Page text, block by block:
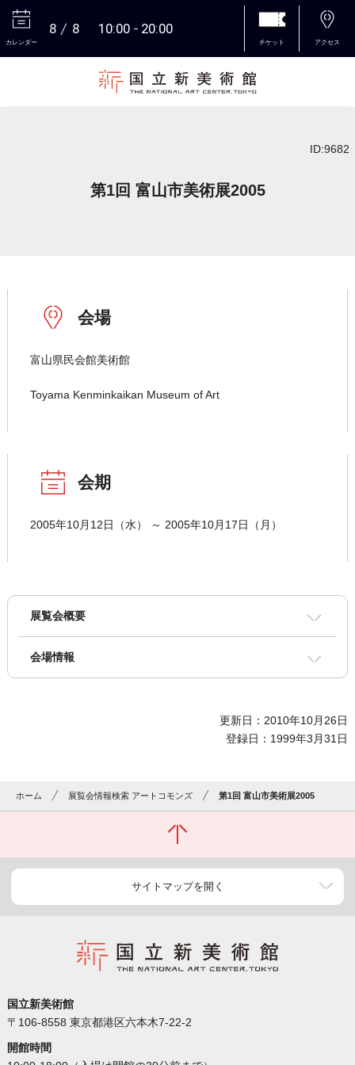
カレンダー
8 8 10:00 20:00
チケット アクセス
ID:9682
第1回 富山市美術展2005
会場
富山県民会館美術館
Toyama Kenminkaikan Museum of Art
会期
2005年10月12日（水） ～ 2005年10月17日（月）
展覧会概要
会場情報
更新日：2010年10月26日
登録日：1999年3月31日
ホーム 展覧会情報検索 アートコモンズ 第1回 富山市美術展2005
サイトマップを開く
国立新美術館
〒106-8558 東京都港区六本木7-22-2
開館時間